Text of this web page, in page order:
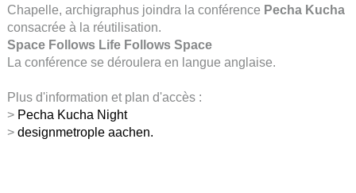
Chapelle, archigraphus joindra la conférence Pecha Kucha
consacrée à la réutilisation.
Space Follows Life Follows Space
La conférence se déroulera en langue anglaise.
Plus d'information et plan d'accès :
> Pecha Kucha Night
> designmetrople aachen.